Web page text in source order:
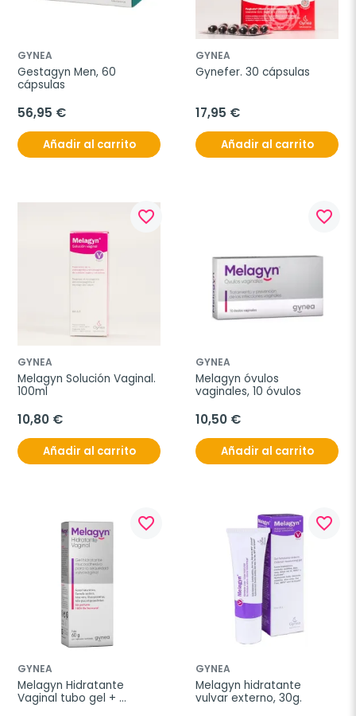
GYNEA
Gestagyn Men, 60
cápsulas
56,95 €
Añadir al carrito
GYNEA
Gynefer. 30 cápsulas
17,95 €
Añadir al carrito
favorite_border
GYNEA
Melagyn Solución Vaginal.
100ml
10,80 €
Añadir al carrito
favorite_border
GYNEA
Melagyn óvulos
vaginales, 10 óvulos
10,50 €
Añadir al carrito
favorite_border
GYNEA
Melagyn Hidratante
Vaginal tubo gel +
favorite_border
GYNEA
Melagyn hidratante
vulvar externo, 30g.